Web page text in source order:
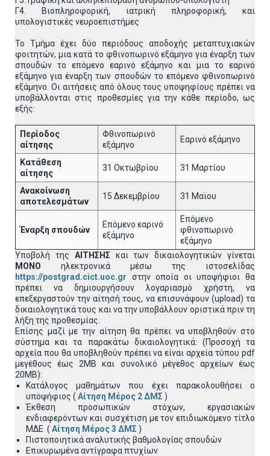
Γ4. Βιοπληροφορική, ιατρική πληροφορική, και
υπολογιστικές νευροεπιστήμες
Το Τμήμα έχει δύο περιόδους αποδοχής μεταπτυχιακών
φοιτητών, μια κατά το φθινοπωρινό εξάμηνο για έναρξη των
σπουδών το επόμενο εαρινό εξάμηνο και μια το εαρινό
εξάμηνο για έναρξη των σπουδών το επόμενο φθινοπωρινό
εξάμηνο. Οι αιτήσεις από όλους τους υποψηφίους πρέπει να
υποβάλλονται στις προθεσμίες για την κάθε περίοδο, ως
εξής:
Περίοδος
αίτησης
Φθινοπωρινό
εξάμηνο
Εαρινό εξάμηνο
Κατάθεση
αίτησης
31 Οκτωβρίου 31 Μαρτίου
Ανακοίνωση
αποτελεσμάτων
15 Δεκεμβρίου 31 Μαϊου
Έναρξη σπουδών
Επόμενο εαρινό
εξάμηνο
Επόμενο
φθινοπωρινό
εξάμηνο
Υποβολή της ΑΙΤΗΣΗΣ και των δικαιολογητικών γίνεται
MONO ηλεκτρονικά μέσω της ιστοσελίδας
https://postgrad.cict.uoc.gr στην οποία οι υποψήφιοι θα
πρέπει να δημιουργήσουν λογαριασμό χρήστη, να
επεξεργαστούν την αίτησή τους, να επισυνάψουν (upload) τα
δικαιολογητικά τους και να την υποβάλλουν οριστικά πριν τη
λήξη της προθεσμίας.
Επίσης μαζί με την αίτηση θα πρέπει να υποβληθούν στο
σύστημα και τα παρακάτω δικαιολογητικά: (Προσοχή τα
αρχεία που θα υποβληθούν πρέπει να είναι αρχεία τύπου pdf
μεγέθους έως 2ΜΒ και συνολικό μέγεθος αρχείων έως
20ΜΒ):
Κατάλογος μαθημάτων που έχει παρακολουθήσει ο
υποψήφιος ( Αίτηση Μέρος 2 ΔΜΣ )
Έκθεση προσωπικών στόχων, εργασιακών
ενδιαφερόντων και συσχέτιση με τον επιδιωκόμενο τίτλο
ΜΔΕ ( Αίτηση Μέρος 3 ΔΜΣ )
Πιστοποιητικά αναλυτικής βαθμολογίας σπουδών
Επικυρωμένα αντίγραφα πτυχίων